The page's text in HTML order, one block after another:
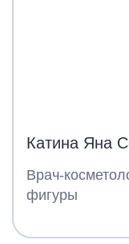
Катина Яна
Врач-
фигуры